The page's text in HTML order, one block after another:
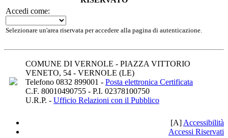
Accedi come:
Selezionare un'area riservata per accedere alla pagina di autenticazione.
COMUNE DI VERNOLE - PIAZZA VITTORIO
VENETO, 54 - VERNOLE (LE)
Telefono 0832 899001 - Posta elettronica Certificata
C.F. 80010490755 - P.I. 02378100750
U.R.P. - Ufficio Relazioni con il Pubblico
[A] Accessibilità
Accessi Riservati